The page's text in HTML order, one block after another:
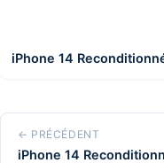
iPhone 14
← PRÉCÉDENT
iPhone 14